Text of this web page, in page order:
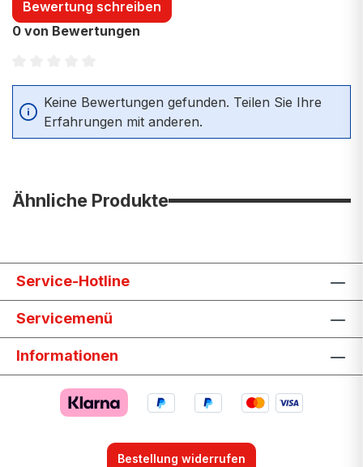
Bewertung schreiben
0 von Bewertungen
Durchschnittliche Bewertung von 0 von 5 Sternen
Keine Bewertungen gefunden. Teilen Sie Ihre
Erfahrungen mit anderen.
Ähnliche Produkte
Service-Hotline
Servicemenü
Informationen
Bestellung widerrufen